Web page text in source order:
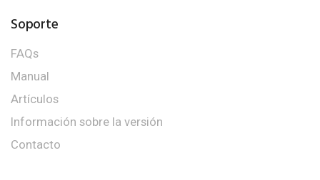
Soporte
FAQs
Manual
Artículos
Información sobre la versión
Contacto